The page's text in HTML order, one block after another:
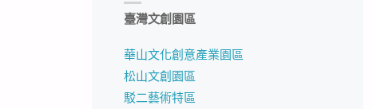
臺灣文創園區
華山文化創意產業園區
松山文創園區
駁二藝術特區